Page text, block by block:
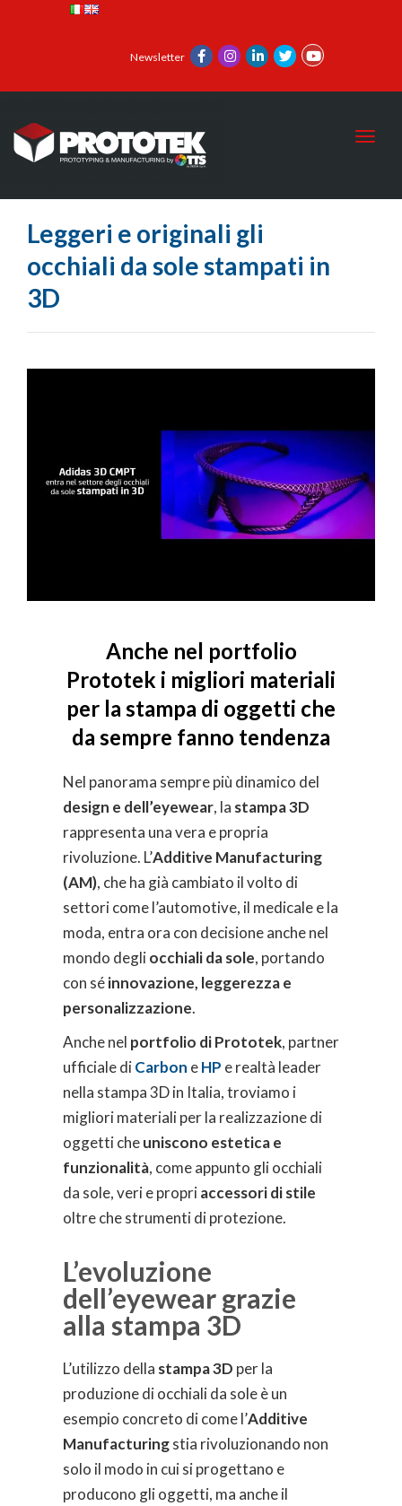
Newsletter
Leggeri e originali gli
occhiali da sole stampati in
3D
Anche nel portfolio
Prototek i migliori materiali
per la stampa di oggetti che
da sempre fanno tendenza
Nel panorama sempre più dinamico del
design e dell’eyewear, la stampa 3D
rappresenta una vera e propria
rivoluzione. L’Additive Manufacturing
(AM), che ha già cambiato il volto di
settori come l’automotive, il medicale e la
moda, entra ora con decisione anche nel
mondo degliocchiali da sole, portando
con séinnovazione, leggerezza e
personalizzazione.
Anche nel portfolio di Prototek, partner
ufficiale diCarbon eHP e realtà leader
nella stampa 3D in Italia, troviamo i
migliori materiali per la realizzazione di
oggetti cheuniscono estetica e
funzionalità, come appunto gli occhiali
da sole, veri e propriaccessori di stile
oltre che strumenti di protezione.
L’evoluzione
dell’eyewear grazie
alla stampa 3D
L’utilizzo della stampa 3D per la
produzione di occhiali da sole è un
esempio concreto di come l’Additive
Manufacturingstia rivoluzionando non
solo il modo in cui si progettano e
producono gli oggetti, ma anche il